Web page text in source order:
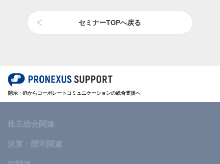
セミナーTOPへ戻る
開示・IRからコーポレートコミュニケーションの総合支援へ
株主総会関連
決算・開示関連